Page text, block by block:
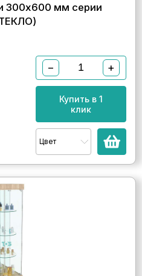
300x600 мм серии
− +
Купить в 1
клик
Цвет